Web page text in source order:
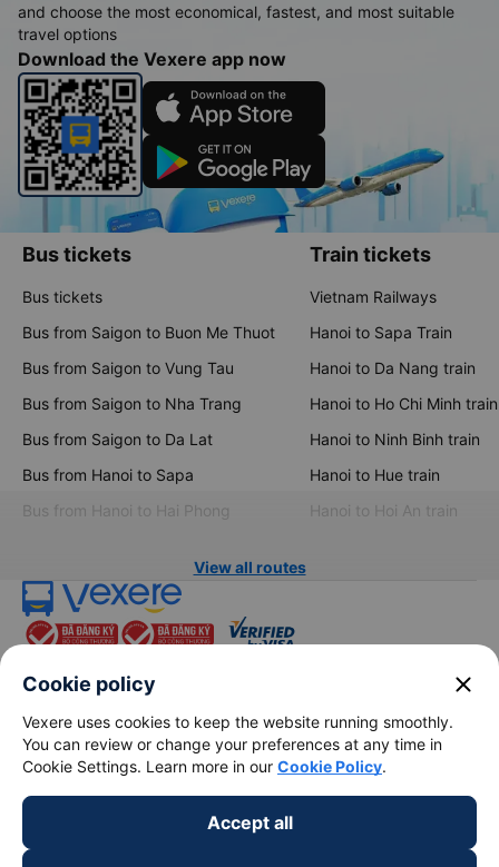
and choose the most economical, fastest, and most suitable
travel options
Download the Vexere app now
Bus tickets
Bus tickets
Bus from Saigon to Buon Me Thuot
Bus from Saigon to Vung Tau
Bus from Saigon to Nha Trang
Bus from Saigon to Da Lat
Bus from Hanoi to Sapa
Bus from Hanoi to Hai Phong
Train tickets
Vietnam Railways
Hanoi to Sapa Train
Hanoi to Da Nang train
Hanoi to Ho Chi Minh train
Hanoi to Ninh Binh train
Hanoi to Hue train
Hanoi to Hoi An train
View all routes
About Us
Cookie policy close
Vexere uses cookies to keep the website running smoothly.
You can review or change your preferences at any time in
Cookie Settings. Learn more in our Cookie Policy.
Accept all